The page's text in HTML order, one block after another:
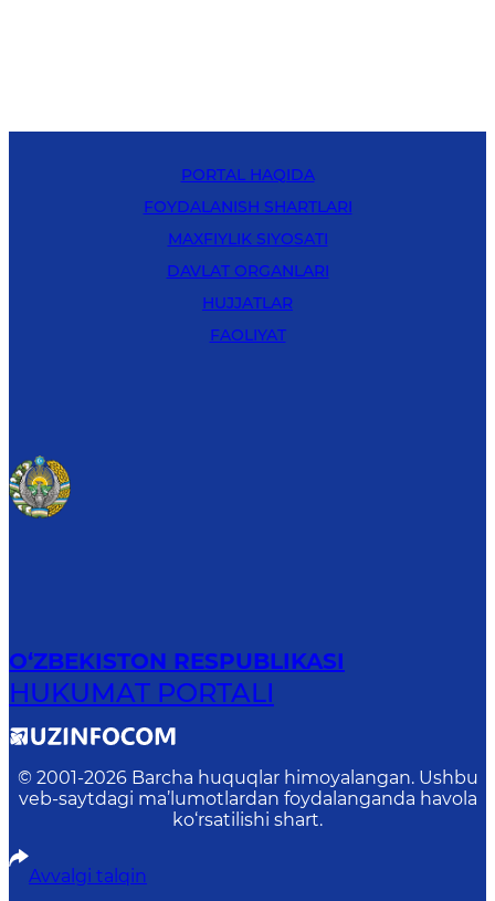
PORTAL HAQIDA
FOYDALANISH SHARTLARI
MAXFIYLIK SIYOSATI
DAVLAT ORGANLARI
HUJJATLAR
FAOLIYAT
O‘ZBEKISTON RESPUBLIKASI
HUKUMAT PORTALI
© 2001-2026 Barcha huquqlar himoyalangan. Ushbu
veb-saytdagi ma’lumotlardan foydalanganda havola
ko‘rsatilishi shart.
Avvalgi talqin